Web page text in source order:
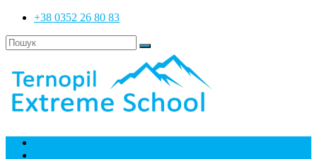
+38 0352 26 80 83